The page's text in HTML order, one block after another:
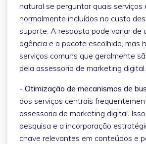
natural se perguntar quais serviços
normalmente incluídos no custo
suporte. A resposta pode variar de
agência e o pacote escolhido, mas
serviços comuns que geralmente
pela assessoria de marketing digital.
- Otimização de mecanismos de
dos serviços centrais
assessoria de marketing digital.
pesquisa e a incorporação
chave relevantes em conteúdos e